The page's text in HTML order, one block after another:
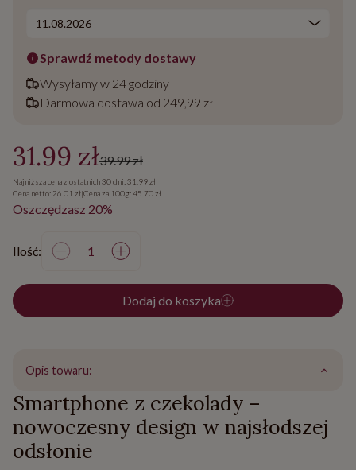
Sprawdź metody dostawy
Wysyłamy w 24 godziny
Darmowa dostawa od 249,99 zł
31.99 zł39.99 zł
Najniższa cena z ostatnich 30 dni: 31.99 zł
Cena netto: 26.01 zł|Cena za 100g: 45.70 zł
Oszczędzasz 20%
Ilość:
Dodaj do koszyka
Opis towaru:
Smartphone z czekolady –
nowoczesny design w najsłodszej
odsłonie